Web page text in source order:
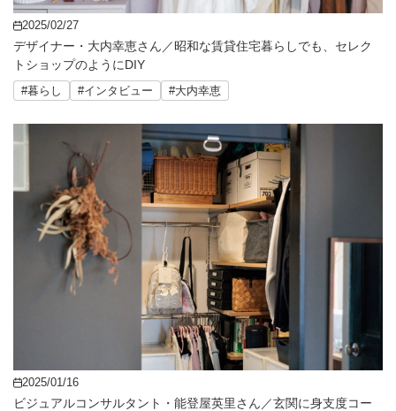
2025/02/27
デザイナー・大内幸恵さん／昭和な賃貸住宅暮らしでも、セレク
トショップのようにDIY
#暮らし #インタビュー #大内幸恵
2025/01/16
ビジュアルコンサルタント・能登屋英里さん／玄関に身支度コー